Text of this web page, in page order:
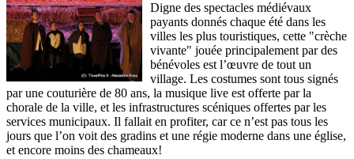
Digne des spectacles médiévaux
payants donnés chaque été dans les
villes les plus touristiques, cette "crèche
vivante" jouée principalement par des
bénévoles est l’œuvre de tout un
village. Les costumes sont tous signés
par une couturière de 80 ans, la musique live est offerte par la
chorale de la ville, et les infrastructures scéniques offertes par les
services municipaux. Il fallait en profiter, car ce n’est pas tous les
jours que l’on voit des gradins et une régie moderne dans une église,
et encore moins des chameaux!